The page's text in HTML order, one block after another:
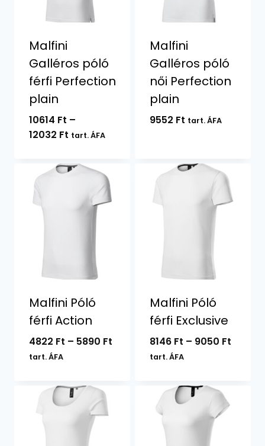
Malfini
Galléros póló
férfi Perfection
plain
10614 Ft –
12032 FtÁrtartomány:
-
12032 Ft
tart. ÁFA
Malfini
Galléros póló
női Perfection
plain
9552 Ft tart. ÁFA
Malfini Póló
férfi Action
4822 Ft – 5890 FtÁrtartomány:
tart. ÁFA
Malfini Póló
férfi Exclusive
8146 Ft – 9050 Ft
tart. ÁFA